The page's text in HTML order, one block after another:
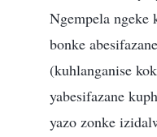
Ngempela ngeke
bonke
(kuhlanganise
yabesifazane
yazo zonke